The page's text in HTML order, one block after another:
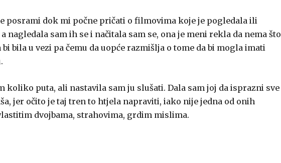
posrami dok mi počne pričati o filmovima koje je pogledala ili
nagledala sam ih se i načitala sam se, ona je meni rekla da nema što
bila u vezi pa čemu da uopće razmišlja o tome da bi mogla imati
koliko puta, ali nastavila sam ju slušati. Dala sam joj da isprazni sve
jer očito je taj tren to htjela napraviti, iako nije jedna od onih
dvojbama, strahovima, grdim mislima.